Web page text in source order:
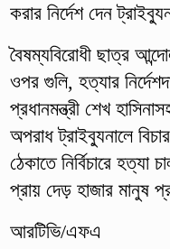
করার নির্দেশ দেন
বৈষম্যবিরোধী ছাত্র
ওপর গুলি, হত্যার
প্রধানমন্ত্রী শেখ
অপরাধ ট্রাইব্যুনালে
ঠেকাতে নির্বিচারে
প্রায় দেড় হাজার মানুষ
আরটিভি/এফএ